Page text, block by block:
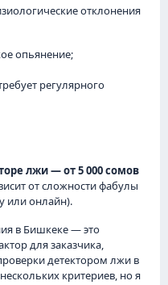
отклонения
опьянение;
регулярного
лжи — от 5 000 сомов
от сложности фабулы
или онлайн).
в Бишкеке — это
для заказчика,
детектором лжи в
критериев, но я